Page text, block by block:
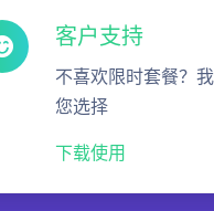
客户支持
不喜欢限时套餐？
您选择
下载使用